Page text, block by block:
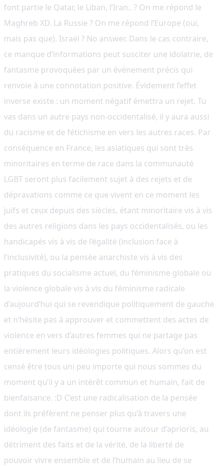
font partie le Qatar, le Liban, l’Iran.. ? On me répond le
Maghreb XD. La Russie ? On me répond l’Europe (oui,
mais pas que). Israël ? No answer. Dans le cas contraire,
ce manque d’informations peut susciter une idolatrie, de
fantasme provoquées par un événement précis qui
renvoie à une connotation positive. Évidement l’effet
inverse existe : un moment négatif émettra un rejet. Tu
vas dans un autre pays non-occidentalisé, il y aura aussi
du racisme et de fétichisme en vers les autres races. Par
conséquence en France, les asiatiques qui sont très
minoritaires en terme de race dans la communauté
LGBT seront plus facilement sujet à des rejets et de
dépravations comme ce que vivent en ce moment les
juifs et ceux depuis des siècles, étant minoritaire vis à vis
des autres religions dans les pays occidentalisés, ou les
handicapés vis à vis de l’égalité (inclusion face à
l’inclusivité), ou la pensée anarchiste vis à vis des
pratiques du socialisme actuel, du féminisme globale ou
la violence globale vis à vis du féminisme radicale
d’aujourd’hui qui se revendique politiquement de gauche
et n’hésite pas à approuver et commettent des actes de
violence en vers d’autres femmes qui ne partage pas
entièrement leurs idéologies politiques. Alors qu’on est
censé être tous uni peu importe qui nous sommes du
moment qu’il y a un intérêt commun et humain, fait de
bienfaisance. :D C’est une radicalisation de la pensée
dont ils préfèrent ne penser plus qu’à travers une
idéologie (de fantasme) qui tourne autour d’aprioris, au
détriment des faits et de la vérité, de la liberté de
pouvoir vivre ensemble et de l’humain au lieu de se